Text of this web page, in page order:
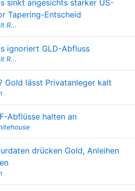
sinkt angesichts starker US-
Tapering-Entscheid
R…
ignoriert GLD-Abfluss
R…
Gold lässt Privatanleger kalt
Abflüsse halten an
drücken Gold, Anleihen